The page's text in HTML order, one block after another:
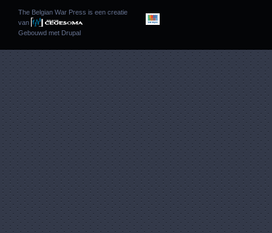
The Belgian War Press is een creatie
van
Gebouwd met Drupal